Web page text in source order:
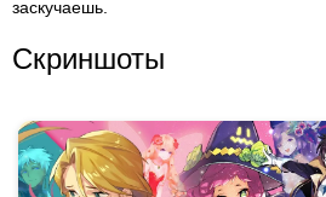
заскучаешь.
Скриншоты